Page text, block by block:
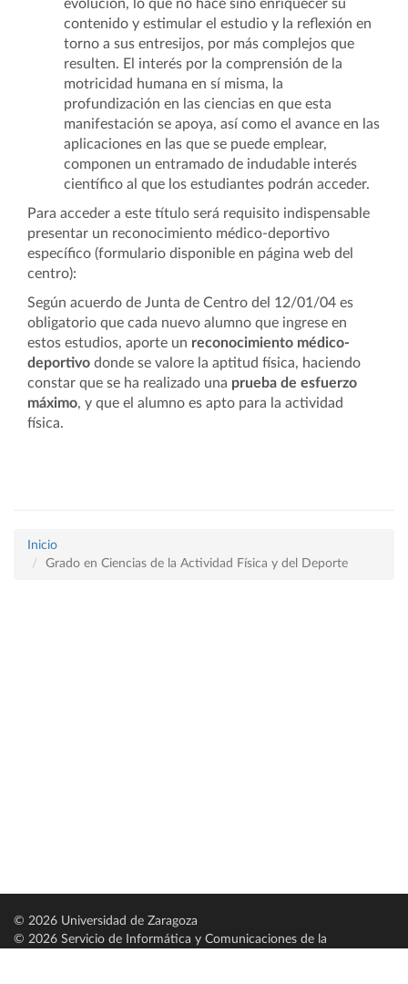
evolución, lo que no hace sino enriquecer su
contenido y estimular el estudio y la reflexión en
torno a sus entresijos, por más complejos que
resulten. El interés por la comprensión de la
motricidad humana en sí misma, la
profundización en las ciencias en que esta
manifestación se apoya, así como el avance en las
aplicaciones en las que se puede emplear,
componen un entramado de indudable interés
científico al que los estudiantes podrán acceder.
Para acceder a este título será requisito indispensable
presentar un reconocimiento médico-deportivo
específico (formulario disponible en página web del
centro):
Según acuerdo de Junta de Centro del 12/01/04 es
obligatorio que cada nuevo alumno que ingrese en
estos estudios, aporte un reconocimiento médico-
deportivo donde se valore la aptitud física, haciendo
constar que se ha realizado una prueba de esfuerzo
máximo, y que el alumno es apto para la actividad
física.
Inicio
Grado en Ciencias de la Actividad Física y del Deporte
© 2026 Universidad de Zaragoza
© 2026 Servicio de Informática y Comunicaciones de la